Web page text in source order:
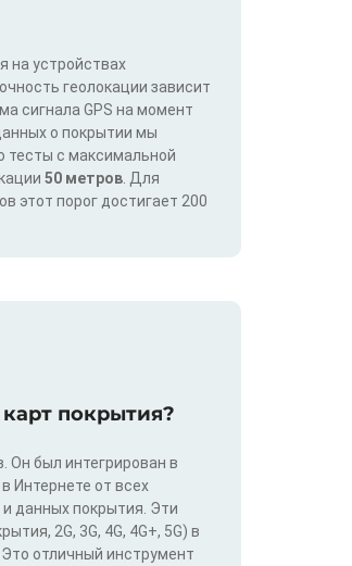
на устройствах
геолокации зависит
сигнала GPS на момент
о покрытии мы
тесты с максимальной
50 метров . Для
этот порог достигает 200
покрытия?
Он был интегрирован в
Интернете от всех
данных покрытия. Эти
2G, 3G, 4G, 4G+, 5G) в
отличный инструмент